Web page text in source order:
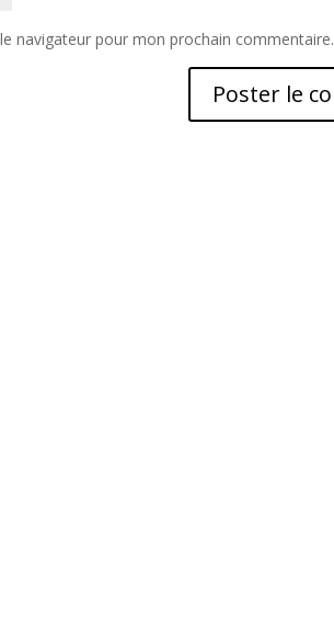
navigateur pour mon prochain commentaire.